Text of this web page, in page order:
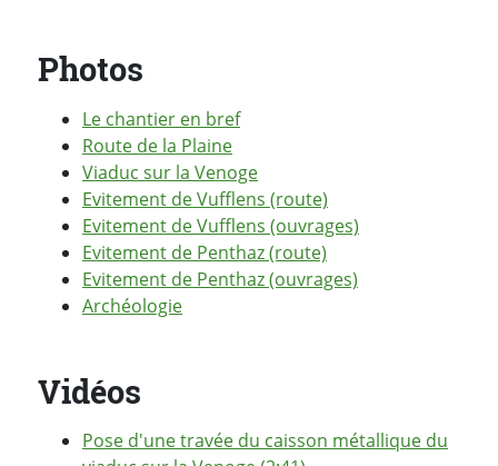
Photos
Le chantier en bref
Route de la Plaine
Viaduc sur la Venoge
Evitement de Vufflens (route)
Evitement de Vufflens (ouvrages)
Evitement de Penthaz (route)
Evitement de Penthaz (ouvrages)
Archéologie
Vidéos
Pose d'une travée du caisson métallique du